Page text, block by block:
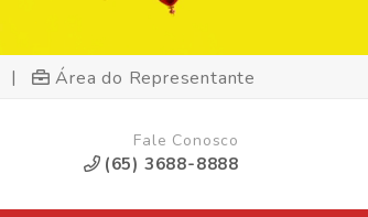
| Área do Representante
Fale Conosco
(65) 3688-8888